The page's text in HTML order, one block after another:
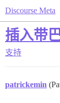
Discourse Meta
插入带
支持
patrickemin